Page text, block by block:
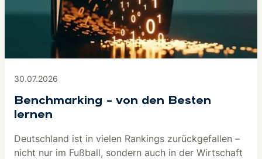
30.07.2026
Benchmarking – von den Besten
lernen
Deutschland ist in vielen Rankings zurückgefallen –
nicht nur im Fußball, sondern auch in der Wirtschaft